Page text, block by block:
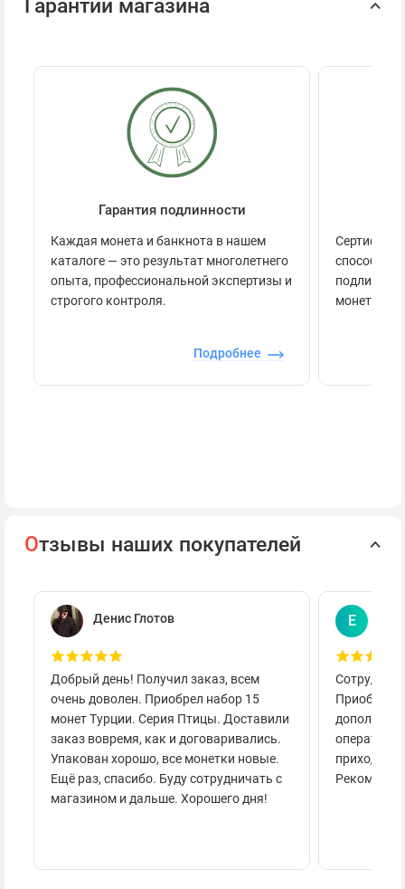
Гарантии магазина
Гарантия подлинности
Каждая монета и банкнота в нашем
каталоге — это результат многолетнего
опыта, профессиональной экспертизы и
строгого контроля.
Подробнее
способов
монеты.
Отзывы наших покупателей
Денис Глотов
Добрый день! Получил заказ, всем
очень доволен. Приобрел набор 15
монет Турции. Серия Птицы. Доставили
заказ вовремя, как и договаривались.
Упакован хорошо, все монетки новые.
Ещё раз, спасибо. Буду сотрудничать с
магазином и дальше. Хорошего дня!
Е
приходило